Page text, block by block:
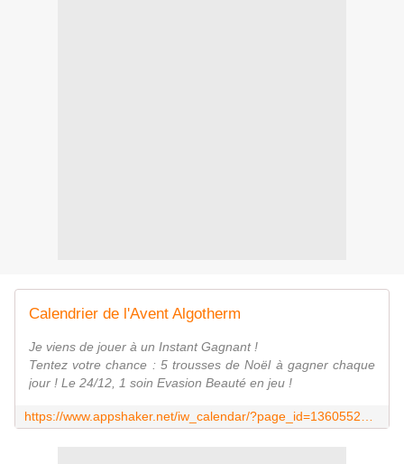
Calendrier de l'Avent Algotherm
Je viens de jouer à un Instant Gagnant !
Tentez votre chance : 5 trousses de Noël à gagner chaque
jour ! Le 24/12, 1 soin Evasion Beauté en jeu !